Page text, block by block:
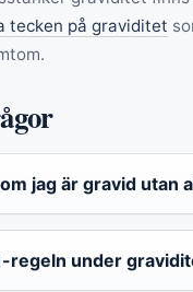
tecken på graviditet
jag är gravid utan
regeln under